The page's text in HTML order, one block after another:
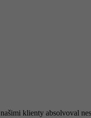
klienty absolvoval